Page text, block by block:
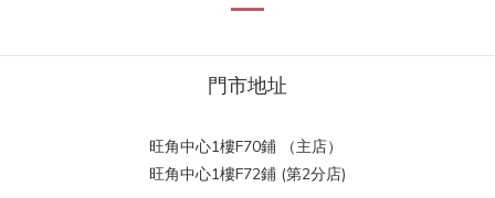
門市地址
旺角中心1樓F70鋪 （主店）
旺角中心1樓F72鋪 (第2分店)